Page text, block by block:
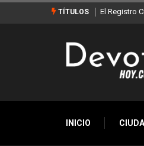
TÍTULOS
años y moderniza sus serviciosBuenos
INICIO